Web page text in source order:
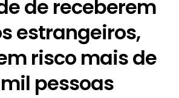
de receberem
estrangeiros,
risco mais de
pessoas